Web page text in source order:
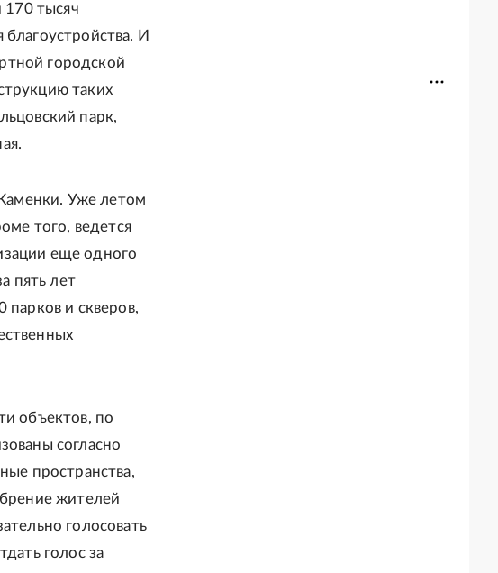
170 тысяч
И
городской
таких
парк,
Уже летом
того, ведется
еще одного
пять лет
парков и скверов,
объектов, по
согласно
пространства,
жителей
голосовать
голос за